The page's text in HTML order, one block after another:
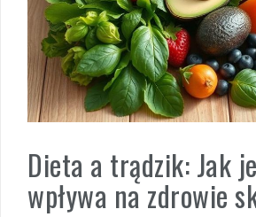
Dieta a trądzik: Jak
wpływa na zdrowie